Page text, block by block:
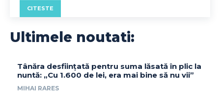
CITESTE
Ultimele noutati:
Tânăra desființată pentru suma lăsată în plic la
nuntă: „Cu 1.600 de lei, era mai bine să nu vii”
MIHAI RARES